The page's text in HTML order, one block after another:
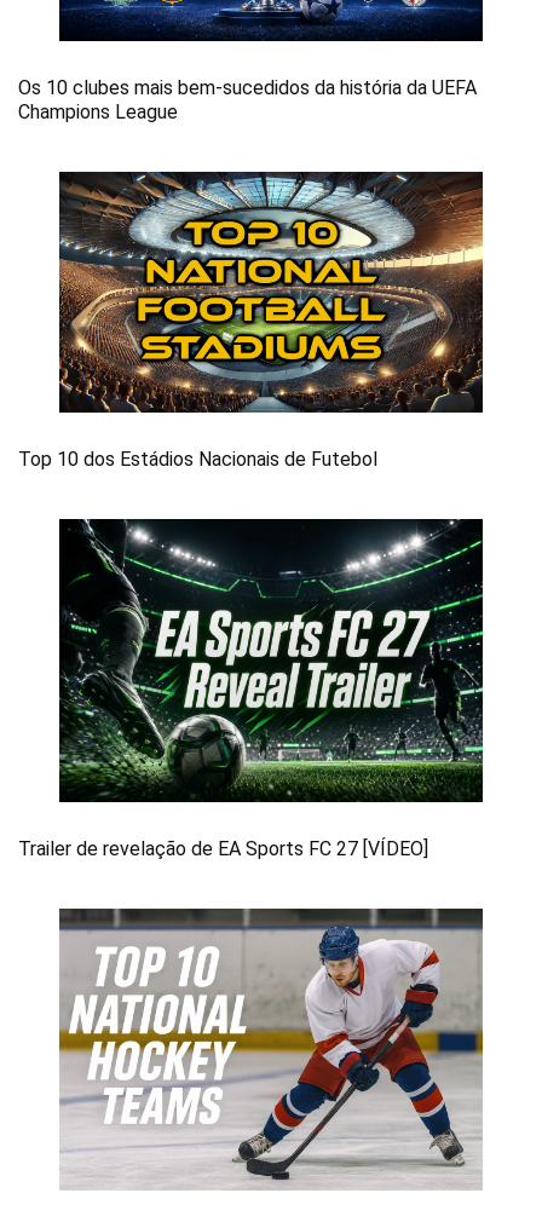
Os 10 clubes mais bem-sucedidos da história da UEFA
Champions League
Top 10 dos Estádios Nacionais de Futebol
Trailer de revelação de EA Sports FC 27 [VÍDEO]